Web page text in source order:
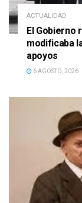
ACTUALIDAD
El Gobierno
modificaba
apoyos
6 AGOSTO, 2026